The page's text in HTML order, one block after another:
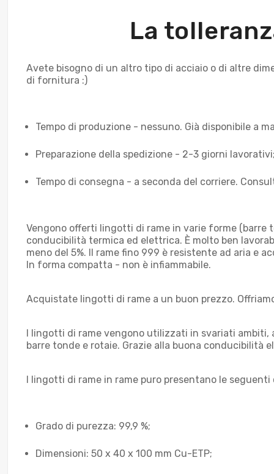
La
Avete bisogno di un altro tipo di acciaio o di altre
di fornitura :)
Tempo di produzione - nessuno. Già disponibile a
Preparazione della spedizione - 2-3 giorni lavorativi;
Tempo di consegna - a seconda del corriere.
Vengono offerti lingotti di rame in varie forme (barre
conducibilità termica ed elettrica. È molto ben
meno del 5%. Il rame fino 999 è resistente ad aria e
In forma compatta - non è infiammabile.
Acquistate lingotti di rame a un buon prezzo.
I lingotti di rame vengono utilizzati in svariati ambiti,
barre tonde e rotaie. Grazie alla buona conducibilità
I lingotti di rame in rame puro presentano le
Grado di purezza: 99,9 %;
Dimensioni: 50 x 40 x 100 mm Cu-ETP;